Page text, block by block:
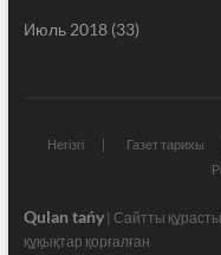
Июль 2018(33)
Негізгі Газет тарихы
Qulan tańy| Сайтты
құқықтар қорғалған